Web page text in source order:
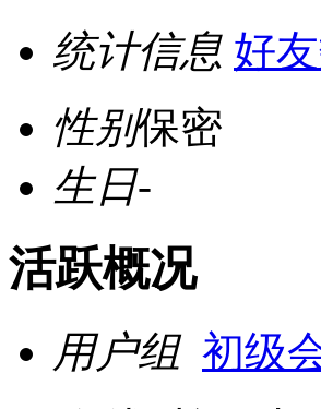
统计信息 好
性别保密
生日-
活跃概况
用户组 初级